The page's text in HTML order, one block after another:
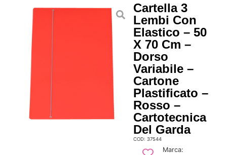
Cartella 3
Lembi Con
Elastico – 50
X 70 Cm –
Dorso
Variabile –
Cartone
Plastificato –
Rosso –
Cartotecnica
Del Garda
COD: 37544
Marca: